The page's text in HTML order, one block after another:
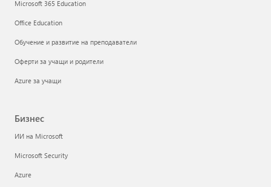
Microsoft 365 Education
Office Education
Обучение и развитие на преподаватели
Оферти за учащи и родители
Azure за учащи
Бизнес
ИИ на Microsoft
Microsoft Security
Azure